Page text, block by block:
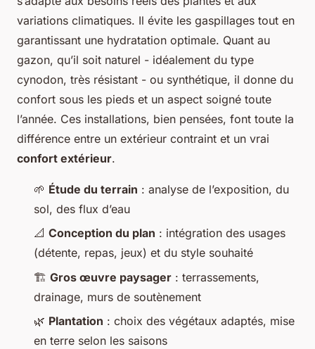
variations climatiques. Il évite les gaspillages tout en
garantissant une hydratation optimale. Quant au
gazon, qu’il soit naturel - idéalement du type
cynodon, très résistant - ou synthétique, il donne du
confort sous les pieds et un aspect soigné toute
l’année. Ces installations, bien pensées, font toute la
différence entre un extérieur contraint et un vrai
confort extérieur.
🌱 Étude du terrain : analyse de l’exposition, du
sol, des flux d’eau
📐 Conception du plan : intégration des usages
(détente, repas, jeux) et du style souhaité
🏗️ Gros œuvre paysager : terrassements,
drainage, murs de soutènement
🌿 Plantation : choix des végétaux adaptés, mise
en terre selon les saisons